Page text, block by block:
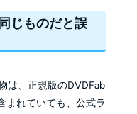
じものだと誤
は、正規版のDVDFab
まれていても、公式ラ